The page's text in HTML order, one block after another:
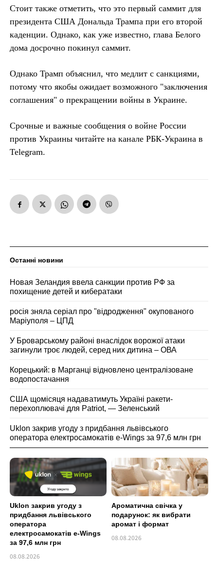
Стоит также отметить, что это первый саммит для
президента США Дональда Трампа при его второй
каденции. Однако, как уже известно, глава Белого
дома досрочно покинул саммит.
Однако Трамп объяснил, что медлит с санкциями,
потому что якобы ожидает возможного "заключения
соглашения" о прекращении войны в Украине.
Срочные и важные сообщения о войне России
против Украины читайте на канале РБК-Украина в
Telegram.
Uklon закрив угоду з
придбання львівського
оператора
електросамокатів e-Wings
за 97,6 млн грн
08.08.2026
Ароматична свічка у
подарунок: як вибрати
аромат і формат
08.08.2026
Останні новини
Новая Зеландия ввела санкции против РФ за
похищение детей и кибератаки
росія зняла серіал про "відродження" окупованого
Маріуполя – ЦПД
У Броварському районі внаслідок ворожої атаки
загинули троє людей, серед них дитина – ОВА
Корецький: в Марганці відновлено централізоване
водопостачання
США щомісяця надаватимуть Україні ракети-
перехоплювачі для Patriot, — Зеленський
Uklon закрив угоду з придбання львівського
оператора електросамокатів e-Wings за 97,6 млн грн